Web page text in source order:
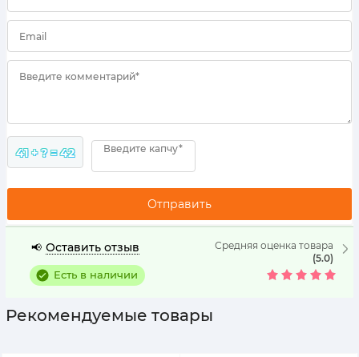
Email
Введите комментарий*
41 + ? = 42 Введите капчу*
Средняя оценка товара
(5.0)
📢 Оставить отзыв
Есть в наличии
Рекомендуемые товары